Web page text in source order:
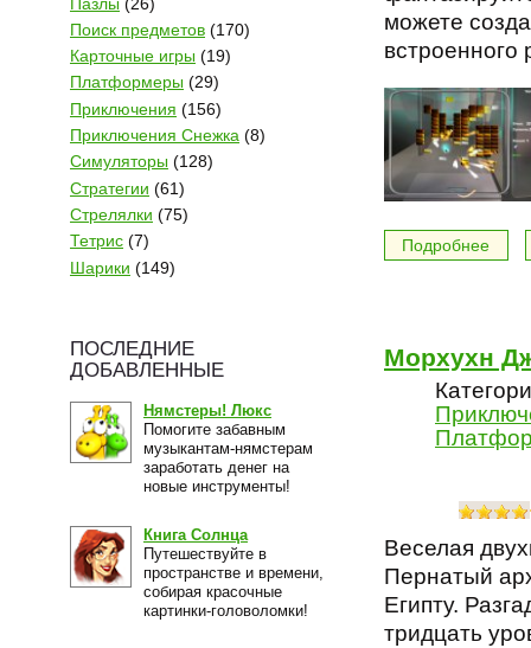
Поиск предметов (170)
Карточные игры (19)
Платформеры (29)
Приключения (156)
Приключения Снежка (8)
Симуляторы (128)
Стратегии (61)
Стрелялки (75)
Тетрис (7)
Шарики (149)
ПОСЛЕДНИЕ
ДОБАВЛЕННЫЕ
Нямстеры! Люкс
Помогите забавным
музыкантам-нямстерам
заработать денег на
новые инструменты!
Книга Солнца
Путешествуйте в
пространстве и времени,
собирая красочные
картинки-головоломки!
можете
встроенного
Подробнее
Морхухн
Веселая
Пернатый
Египту.
тридцать